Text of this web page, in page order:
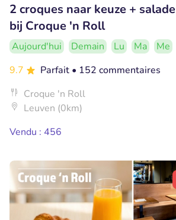
2 croques naar keuze +
bij Croque 'n Roll
Aujourd'hui Demain Lu Ma Me
9.7
Parfait • 152 commentaires
Croque 'n Roll
Leuven (0km)
Vendu : 456